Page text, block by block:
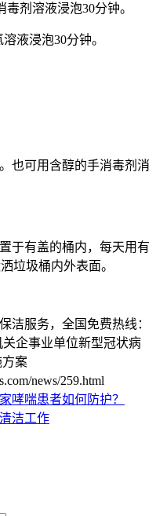
剂溶液浸泡30分钟。
液浸泡30分钟。
也可用含醇的手消毒剂消
于有盖的桶内，每天用有
垃圾桶内外表面。
洁服务，全国免费热线：
关企事业单位新型冠状病
案
news/259.html
哮喘患者如何防护？
洁工作